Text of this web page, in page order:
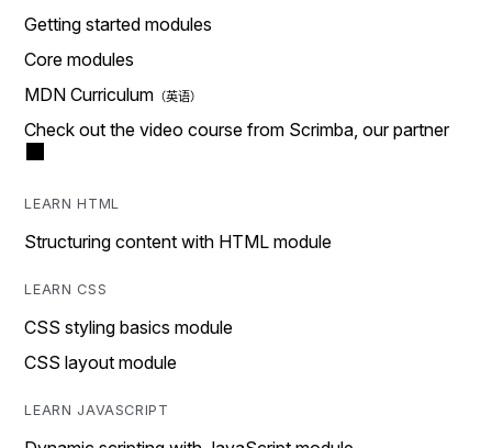
Getting started modules
Core modules
MDN Curriculum
Check out the video course from Scrimba, our partner
LEARN HTML
Structuring content with HTML module
LEARN CSS
CSS styling basics module
CSS layout module
LEARN JAVASCRIPT